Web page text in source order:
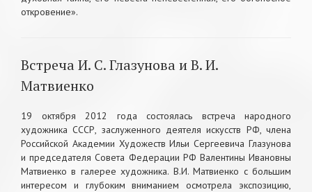
откровение».
Встреча И. С. Глазунова и В. И.
Матвиенко
19 октября 2012 года состоялась встреча народного
художника СССР, заслуженного деятеля искусств РФ, члена
Российской Академии Художеств Ильи Сергеевича Глазунова
и председателя Совета Федерации РФ Валентины Ивановны
Матвиенко в галерее художника. В.И. Матвиенко с большим
интересом и глубоким вниманием осмотрела экспозицию,